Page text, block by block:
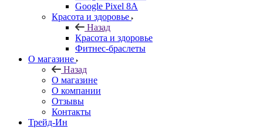
Google Pixel 8A
Красота и здоровье
Назад
Красота и здоровье
Фитнес-браслеты
О магазине
Назад
О магазине
О компании
Отзывы
Контакты
Трейд-Ин